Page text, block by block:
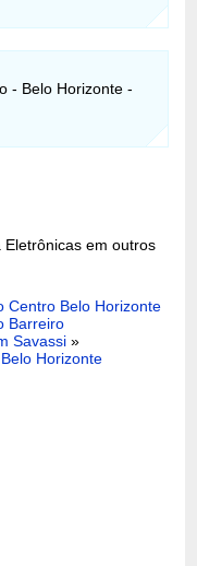
- Belo Horizonte -
Eletrônicas em outros
Centro Belo Horizonte
Barreiro
Savassi »
Horizonte